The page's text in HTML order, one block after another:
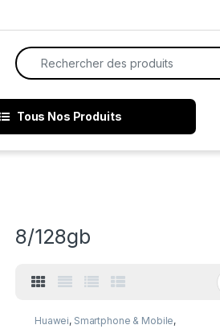
Search for:
Tous Nos Produits
8/128gb
Huawei, Smartphone & Mobile,